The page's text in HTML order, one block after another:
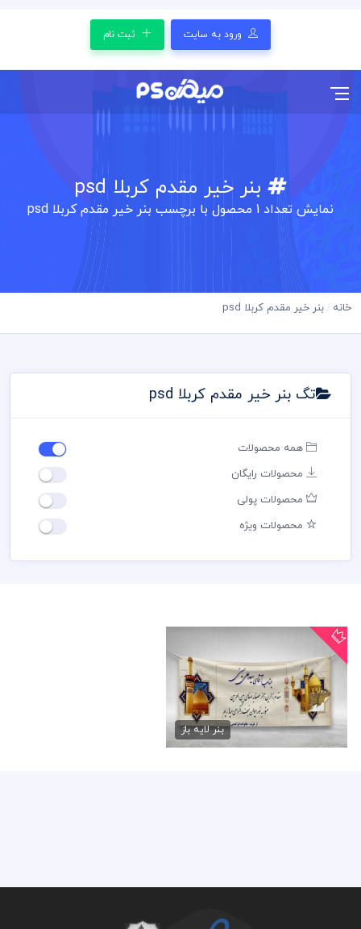
ورود به سایت ثبت نام
بنر خیر مقدم کربلا psd
نمایش تعداد 1 محصول با برچسب بنر خیر مقدم کربلا psd
خانه بنر خیر مقدم کربلا psd
تگ بنر خیر مقدم کربلا psd
همه محصولات
محصولات رایگان
محصولات پولی
محصولات ویژه
بنر خیر مقدم کربلا
75,000 تومان
بنر لایه باز